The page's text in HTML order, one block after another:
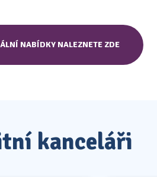
NABÍDKY NALEZNETE ZDE
kanceláři